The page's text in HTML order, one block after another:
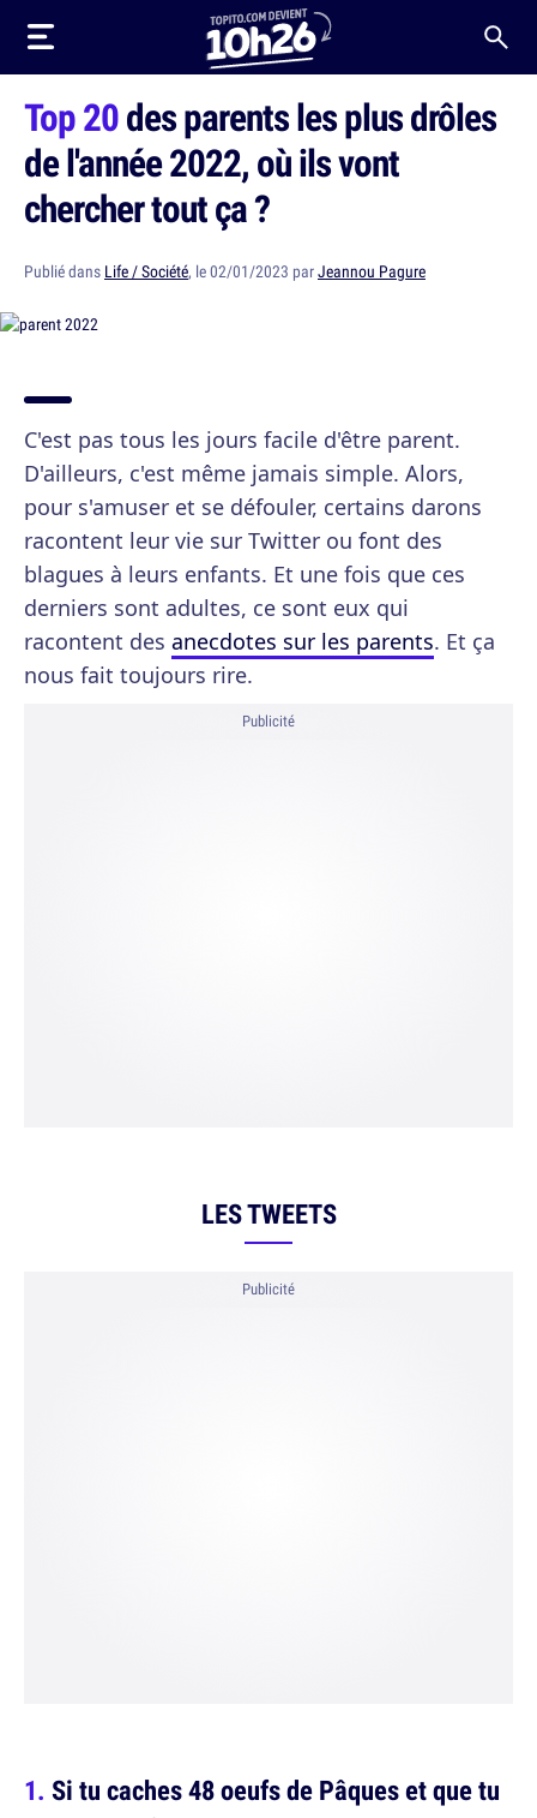
Top 20des parents les plus drôles
de l'année 2022, où ils vont
chercher tout ça ?
Publié dans Life / Société, le 02/01/2023 parJeannou Pagure
C'est pas tous les jours facile d'être parent.
D'ailleurs, c'est même jamais simple. Alors,
pour s'amuser et se défouler, certains darons
racontent leur vie sur Twitter ou font des
blagues à leurs enfants. Et une fois que ces
derniers sont adultes, ce sont eux qui
racontent des anecdotes sur les parents. Et ça
nous fait toujours rire.
Publicité
LES TWEETS
Publicité
Si tu caches 48 oeufs de Pâques et que tu